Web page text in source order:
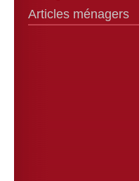
Articles ménagers